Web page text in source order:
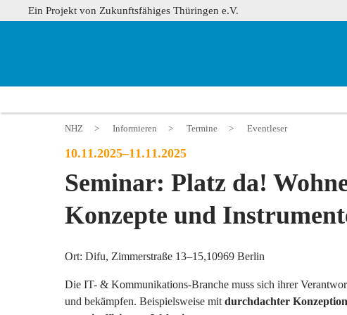
Ein Projekt von Zukunftsfähiges Thüringen e.V.
NHZ > Informieren > Termine > Eventleser
10.11.2025–11.11.2025
Seminar: Platz da!
Konzepte und
Ort: Difu, Zimmerstraße 13–15,10969 Berlin
Die IT- & Kommunikations-Branche muss sich ihrer
und bekämpfen. Beispielsweise mit durchdachter